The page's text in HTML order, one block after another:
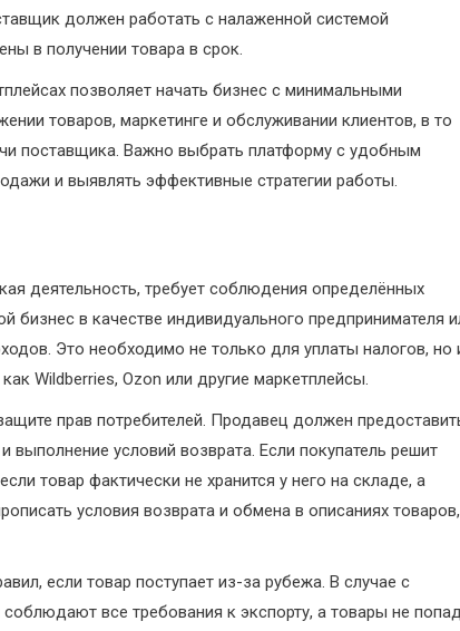
должен работать с налаженной системой
в получении товара в срок.
позволяет начать бизнес с минимальными
товаров, маркетинге и обслуживании клиентов, в то
поставщика. Важно выбрать платформу с удобным
и выявлять эффективные стратегии работы.
деятельность, требует соблюдения определённых
бизнес в качестве индивидуального предпринимателя
Это необходимо не только для уплаты налогов, но
Wildberries, Ozon или другие маркетплейсы.
прав потребителей. Продавец должен
условий возврата. Если покупатель решит
товар фактически не хранится у него на складе, а
условия возврата и обмена в описаниях товаров,
если товар поступает из-за рубежа. В случае с
все требования к экспорту, а товары не